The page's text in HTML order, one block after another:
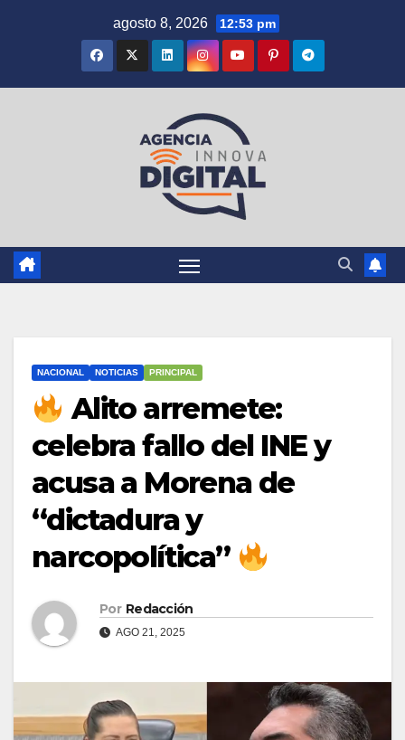
agosto 8, 2026 12:53 pm
NACIONAL NOTICIAS PRINCIPAL
Alito arremete:
celebra fallo del INE y
acusa a Morena de
“dictadura y
narcopolítica”
Por Redacción
AGO 21, 2025